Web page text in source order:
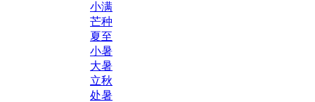
小满
芒种
夏至
小暑
大暑
立秋
处暑